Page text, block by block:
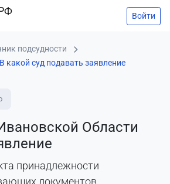
Войти
подсудности
В какой суд подавать заявление
Области
принадлежности
документов